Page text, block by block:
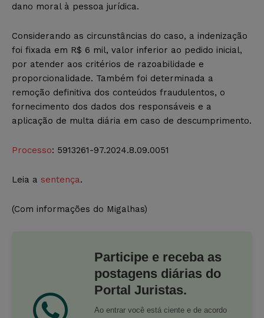
dano moral à pessoa jurídica.
Considerando as circunstâncias do caso, a indenização
foi fixada em R$ 6 mil, valor inferior ao pedido inicial,
por atender aos critérios de razoabilidade e
proporcionalidade. Também foi determinada a
remoção definitiva dos conteúdos fraudulentos, o
fornecimento dos dados dos responsáveis e a
aplicação de multa diária em caso de descumprimento.
Processo: 5913261-97.2024.8.09.0051
Leia a sentença.
(Com informações do Migalhas)
Participe e receba as
postagens diárias do
Portal Juristas.
Ao entrar você está ciente e de acordo